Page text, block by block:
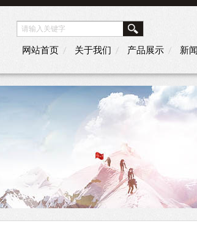
网站首页 关于我们 产品展示 新